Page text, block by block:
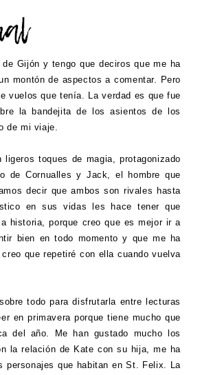
Gijón y tengo que deciros que me ha
montón de aspectos a comentar. Pero
vuelos que tenía. La verdad es que fue
la bandejita de los asientos de los
de mi viaje.
toques de magia, protagonizado
de Cornualles y Jack, el hombre que
decir que ambos son rivales hasta
en sus vidas les hace tener que
historia, porque creo que es mejor ir a
bien en todo momento y que me ha
que repetiré con ella cuando vuelva
todo para disfrutarla entre lecturas
en primavera porque tiene mucho que
del año. Me han gustado mucho los
la relación de Kate con su hija, me ha
personajes que habitan en St. Felix. La